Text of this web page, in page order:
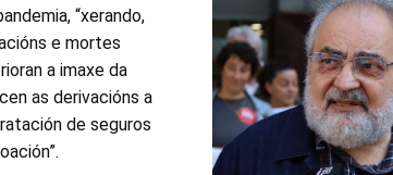
“xerando,
e mortes
a imaxe da
as derivacións a
de seguros